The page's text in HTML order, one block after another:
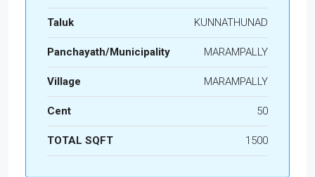
Taluk KUNNATHUNAD
Panchayath/Municipality MARAMPALLY
Village MARAMPALLY
Cent 50
TOTAL SQFT 1500